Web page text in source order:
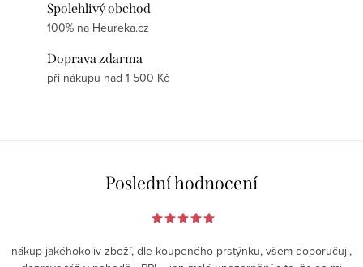
Spolehlivý obchod
100% na Heureka.cz
Doprava zdarma
při nákupu nad 1 500 Kč
Poslední hodnocení
nákup jakéhokoliv zboží, dle koupeného prstýnku, všem doporučuji,